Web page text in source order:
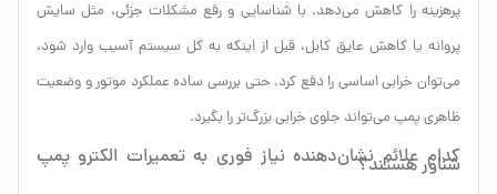
پرهزینه را کاهش می‌دهد. با شناسایی و رفع مشکلات جزئی، مثل سایش
پروانه یا کاهش عایق کابل، قبل از اینکه به کل سیستم آسیب وارد شود،
می‌توان خرابی اساسی را دفع کرد. حتی بررسی ساده عملکرد موتور و وضعیت
ظاهری پمپ می‌تواند جلوی خرابی بزرگ‌تر را بگیرد.
کدام علائم نشان‌دهنده نیاز فوری به تعمیرات الکترو پمپ
شناور هستند؟